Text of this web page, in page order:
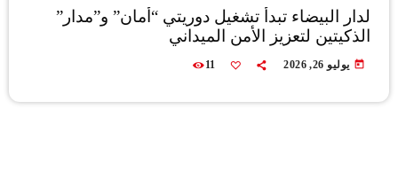
لدار البيضاء تبدأ تشغيل دوريتي “أمان” و”مدار”
الذكيتين لتعزيز الأمن الميداني
today يوليو 26, 2026 11